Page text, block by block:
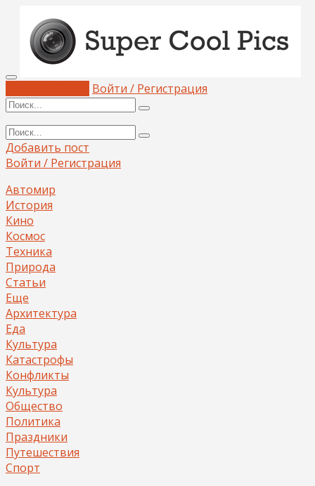
Войти / Регистрация
Добавить пост
Войти / Регистрация
Автомир
История
Кино
Космос
Техника
Природа
Статьи
Еще
Архитектура
Еда
Культура
Катастрофы
Конфликты
Культура
Общество
Политика
Праздники
Путешествия
Спорт